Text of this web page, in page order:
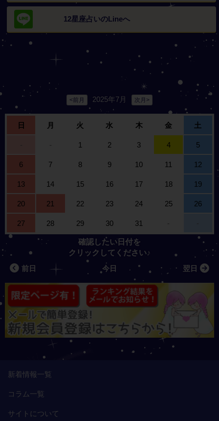
前日 今日 翌日
<前月 2025年7月 次月>
日 月 火 水 木 金 土
- - 1 2 3 4 5
6 7 8 9 10 11 12
13 14 15 16 17 18 19
20 21 22 23 24 25 26
27 28 29 30 31 - -
確認したい日付を
クリックしてください♪
12星座占いのLineへ
新着情報一覧
コラム一覧
サイトについて